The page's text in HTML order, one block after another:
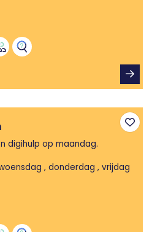
digihulp op maandag.
, donderdag , vrijdag